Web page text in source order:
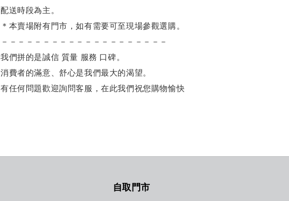
配送時段為主。
＊本賣場附有門市，如有需要可至現場參觀選購。
－－－－－－－－－－－－－－－－－－－－
我們拼的是誠信 質量 服務 口碑。
消費者的滿意、舒心是我們最大的渴望。
有任何問題歡迎詢問客服，在此我們祝您購物愉快
自取門市